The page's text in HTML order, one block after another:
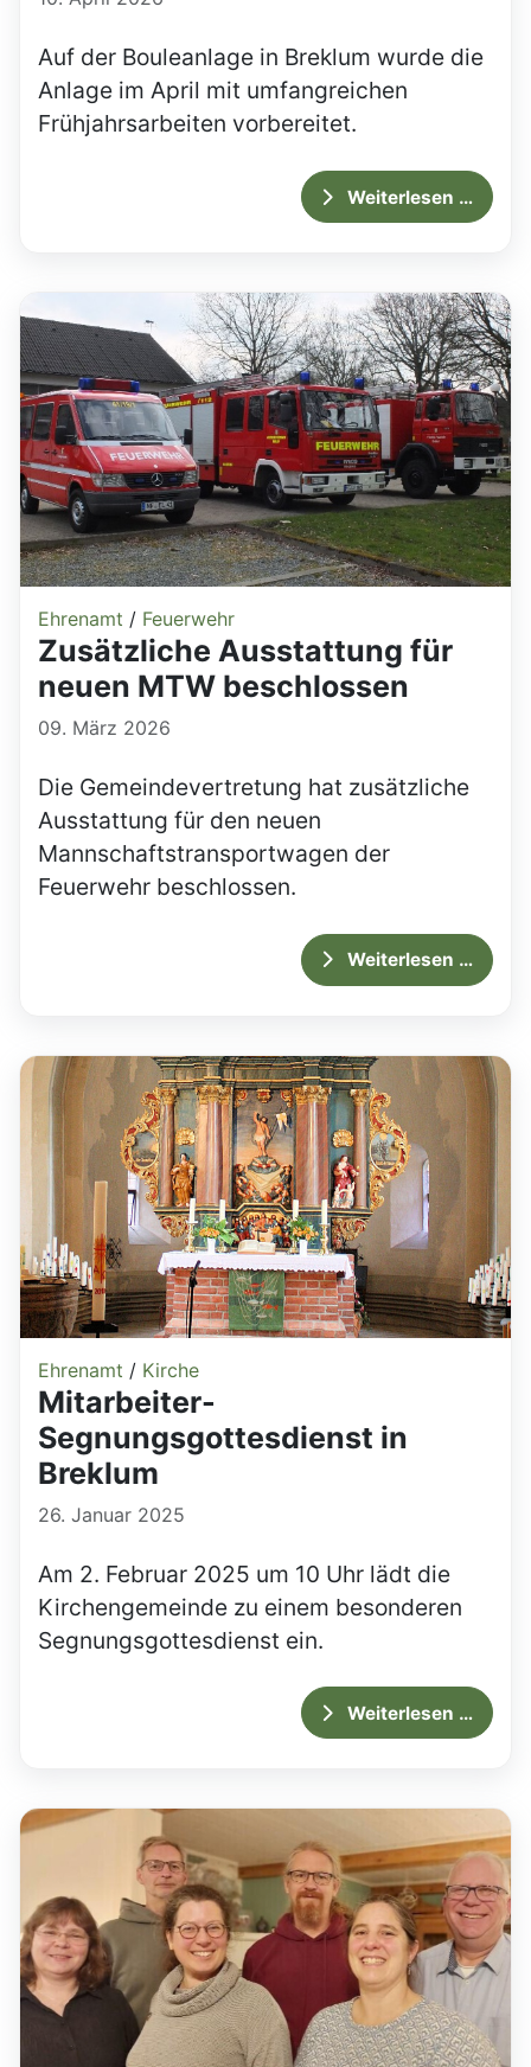
Auf der Bouleanlage in Breklum wurde die
Anlage im April mit umfangreichen
Frühjahrsarbeiten vorbereitet.
Weiterlesen …
Ehrenamt / Feuerwehr
Zusätzliche Ausstattung für
neuen MTW beschlossen
09. März 2026
Die Gemeindevertretung hat zusätzliche
Ausstattung für den neuen
Mannschaftstransportwagen der
Feuerwehr beschlossen.
Weiterlesen …
Ehrenamt / Kirche
Mitarbeiter-
Segnungsgottesdienst in
Breklum
26. Januar 2025
Am 2. Februar 2025 um 10 Uhr lädt die
Kirchengemeinde zu einem besonderen
Segnungsgottesdienst ein.
Weiterlesen …